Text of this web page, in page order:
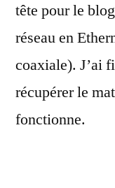
tête pour le
réseau en
coaxiale). J’ai
récupérer le
fonctionne.